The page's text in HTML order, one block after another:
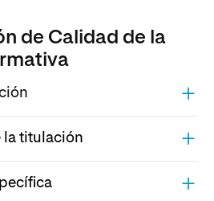
de Calidad de la
la titulación